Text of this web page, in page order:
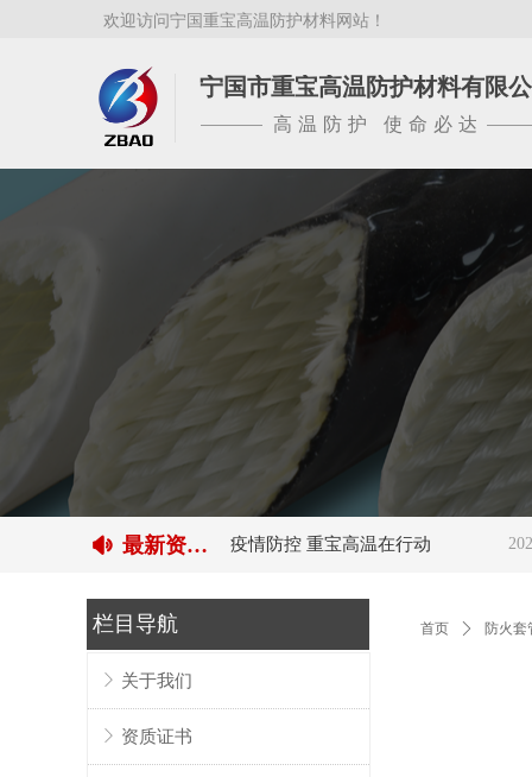
欢迎访问宁国重宝高温防护材料网站！
넄 最新资讯： 疫情防控 重宝高温在行动
宁国市重宝高温防护材料有限
高温防护 使命必达
首页 ꄲ 防火套
栏目导航
ꁕ 关于我们
ꁕ 资质证书